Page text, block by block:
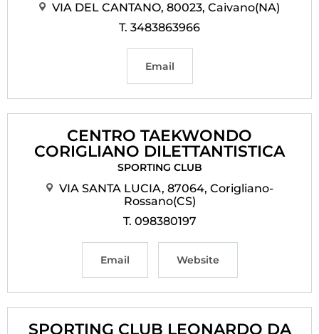
VIA DEL CANTANO, 80023, Caivano(NA)
T. 3483863966
Email
CENTRO TAEKWONDO
CORIGLIANO DILETTANTISTICA
SPORTING CLUB
VIA SANTA LUCIA, 87064, Corigliano-
Rossano(CS)
T. 098380197
Email Website
SPORTING CLUB LEONARDO DA